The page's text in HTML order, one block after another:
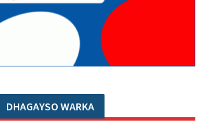
DHAGAYSO WARKA